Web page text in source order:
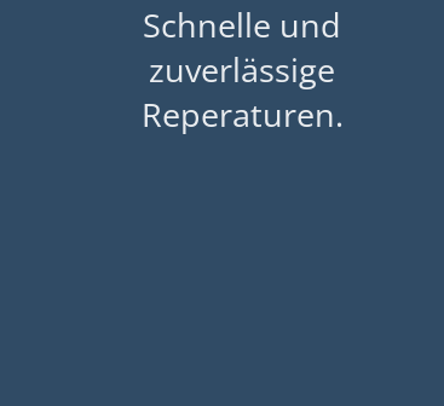
Schnelle und
zuverlässige
Reperaturen.